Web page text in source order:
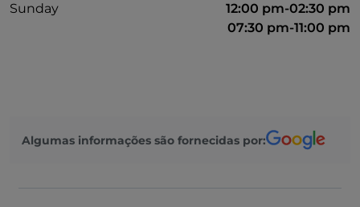
Parque de estacionamento
Sunday
12:00 pm-02:30 pm
07:30 pm-11:00 pm
Algumas informações são fornecidas por: